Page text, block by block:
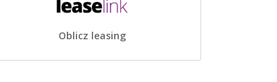
Oblicz leasing